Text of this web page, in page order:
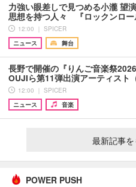
力強い眼差しで見つめる小瀧 望
思想を持つ人々 『ロックンロ
12:00 ｜ SPICER
ニュース
舞台
長野で開催の『りんご音楽祭
OUJIら第11弾出演アーティスト
12:00 ｜ SPICER
ニュース
音楽
最新記事
POWER PUSH